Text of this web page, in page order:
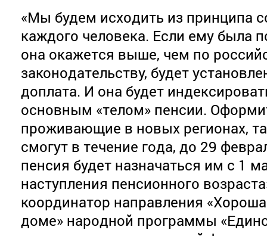
«Мы будем исходить из принципа
каждого человека. Если ему была
она окажется выше, чем по
законодательству, будет
доплата. И она будет
основным «телом» пенсии.
проживающие в новых регионах,
смогут в течение года, до 29
пенсия будет назначаться им с 1
наступления пенсионного
координатор направления
доме» народной программы